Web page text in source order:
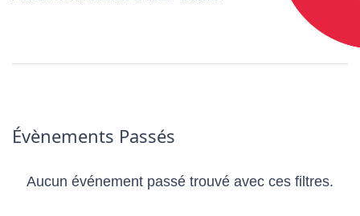
Évènements Passés
Aucun événement passé trouvé avec ces filtres.